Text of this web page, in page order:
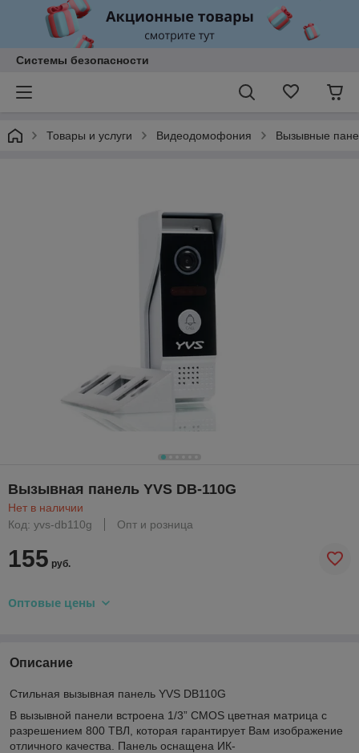
Системы безопасности
Товары и услуги Видеодомофония Вызывные
Вызывная панель YVS DB-110G
Нет в наличии
Код: yvs-db110g
Опт и розница
155 руб.
Оптовые цены
Описание
Стильная вызывная панель YVS DB110G
В вызывной панели встроена 1/3” CMOS цветная матрица с
разрешением 800 ТВЛ, которая гарантирует Вам изображение
отличного качества. Панель оснащена ИК-